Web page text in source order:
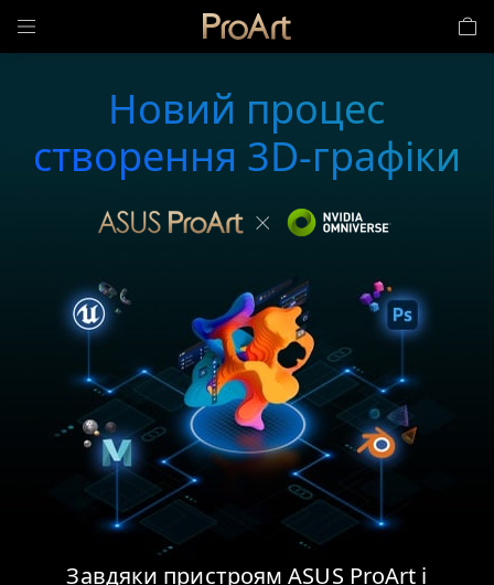
Новий процес
створення 3D-графіки
Завдяки пристроям ASUS ProArt і